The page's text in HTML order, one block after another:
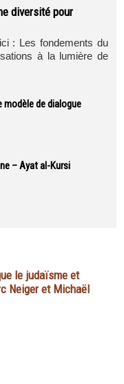
diversité pour
: Les fondements du
à la lumière de
modèle de dialogue
– Ayat al-Kursi
le judaïsme et
Neiger et Michaël